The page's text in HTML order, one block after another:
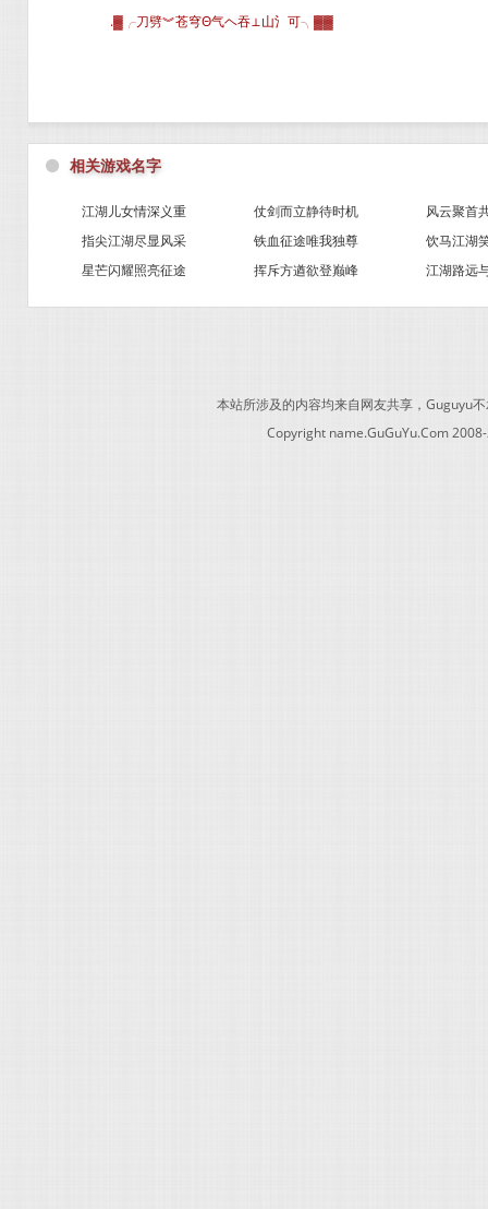
.▓╭刀劈︾苍穹Θ气ヘ吞⊥山氵可╮▓▓
⚫ 相关游戏名字
江湖儿女情深义重 仗剑而立静待时机
风云聚首
指尖江湖尽显风采
铁血征途唯我独尊
饮马江湖
星芒闪耀照亮征途
挥斥方遒欲登巅峰 江湖路远
本站所涉及的内容均来自网友共享，Guguyu
Copyright name.GuGuYu.Com